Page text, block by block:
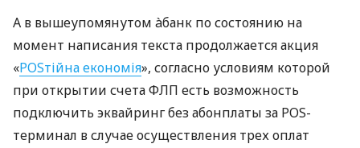
А в вышеупомянутом àбанк по состоянию на
момент написания текста продолжается акция
«POSтійна економія», согласно условиям которой
при открытии счета ФЛП есть возможность
подключить эквайринг без абонплаты за POS-
терминал в случае осуществления трех оплат